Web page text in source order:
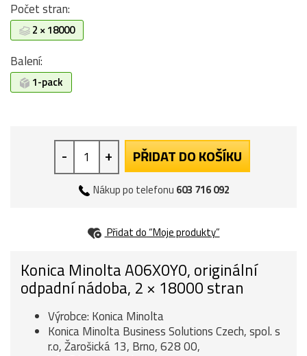
Počet stran:
2 × 18000
Balení:
1-pack
- + PŘIDAT DO KOŠÍKU
Nákup po telefonu 603 716 092
Přidat do “Moje produkty”
Konica Minolta A06X0Y0, originální
odpadní nádoba, 2 × 18000 stran
Výrobce: Konica Minolta
Konica Minolta Business Solutions Czech, spol. s
r.o, Žarošická 13, Brno, 628 00,